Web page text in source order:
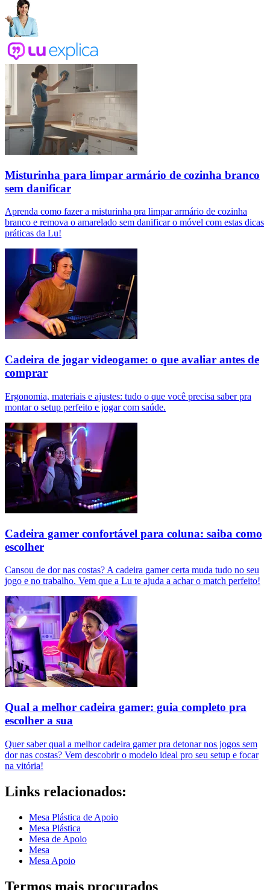
Misturinha para limpar armário de cozinha branco
sem danificar
Aprenda como fazer a misturinha pra limpar armário de cozinha
branco e remova o amarelado sem danificar o móvel com estas dicas
práticas da Lu!
Cadeira de jogar videogame: o que avaliar antes de
comprar
Ergonomia, materiais e ajustes: tudo o que você precisa saber pra
montar o setup perfeito e jogar com saúde.
Cadeira gamer confortável para coluna: saiba como
escolher
Cansou de dor nas costas? A cadeira gamer certa muda tudo no seu
jogo e no trabalho. Vem que a Lu te ajuda a achar o match perfeito!
Qual a melhor cadeira gamer: guia completo pra
escolher a sua
Quer saber qual a melhor cadeira gamer pra detonar nos jogos sem
dor nas costas? Vem descobrir o modelo ideal pro seu setup e focar
na vitória!
Links relacionados:
Mesa Plástica de Apoio
Mesa Plástica
Mesa de Apoio
Mesa
Mesa Apoio
Termos mais procurados